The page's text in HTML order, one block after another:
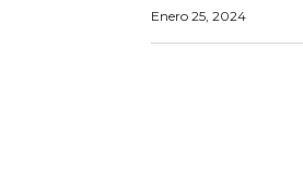
Enero 25, 2024